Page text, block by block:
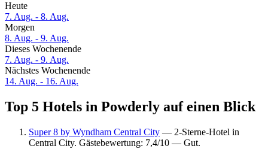
Heute
7. Aug. - 8. Aug.
Morgen
8. Aug. - 9. Aug.
Dieses Wochenende
7. Aug. - 9. Aug.
Nächstes Wochenende
14. Aug. - 16. Aug.
Top 5 Hotels in Powderly auf einen Blick
Super 8 by Wyndham Central City — 2-Sterne-Hotel in
Central City. Gästebewertung: 7,4/10 — Gut.